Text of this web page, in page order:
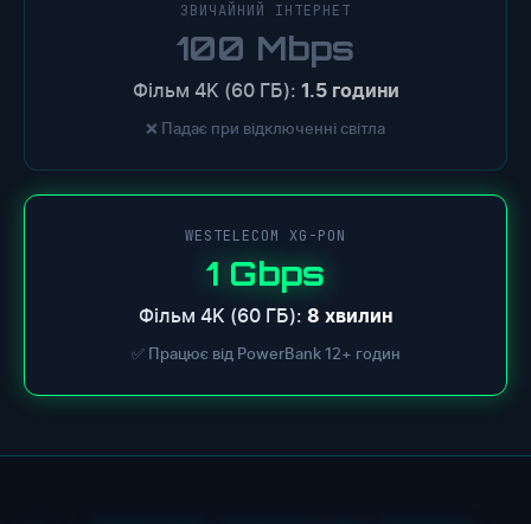
ЗВИЧАЙНИЙ ІНТЕРНЕТ
100 Mbps
Фільм 4K (60 ГБ): 1.5 години
❌ Падає при відключенні світла
WESTELECOM XG-PON
1 Gbps
Фільм 4K (60 ГБ): 8 хвилин
✅ Працює від PowerBank 12+ годин